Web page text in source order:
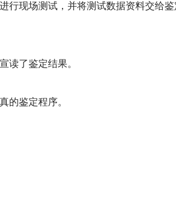
行现场测试，并将测试数据资料交给鉴
读了鉴定结果。
的鉴定程序。